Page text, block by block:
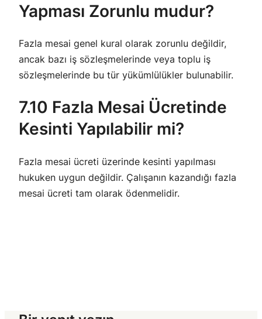
Yapması Zorunlu mudur?
Fazla mesai genel kural olarak zorunlu değildir,
ancak bazı iş sözleşmelerinde veya toplu iş
sözleşmelerinde bu tür yükümlülükler bulunabilir.
7.10 Fazla Mesai Ücretinde
Kesinti Yapılabilir mi?
Fazla mesai ücreti üzerinde kesinti yapılması
hukuken uygun değildir. Çalışanın kazandığı fazla
mesai ücreti tam olarak ödenmelidir.